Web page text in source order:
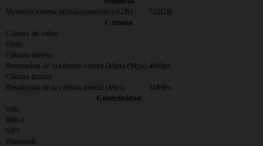
Memoria interna (almacenamiento) (GB)
512GB
Cámara
Cámara de video
Flash
Cámara trasera
Resolución de la cámara trasera (Mpx) (Mpx) 48Mpx
Cámara frontal
Resolución de la cámara frontal (Mpx)
18Mpx
Conectividad
Wifi
Wifi 6
GPS
Bluetooth